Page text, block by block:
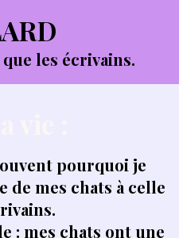
les écrivains.
pourquoi je
de mes chats à celle
: mes chats ont une